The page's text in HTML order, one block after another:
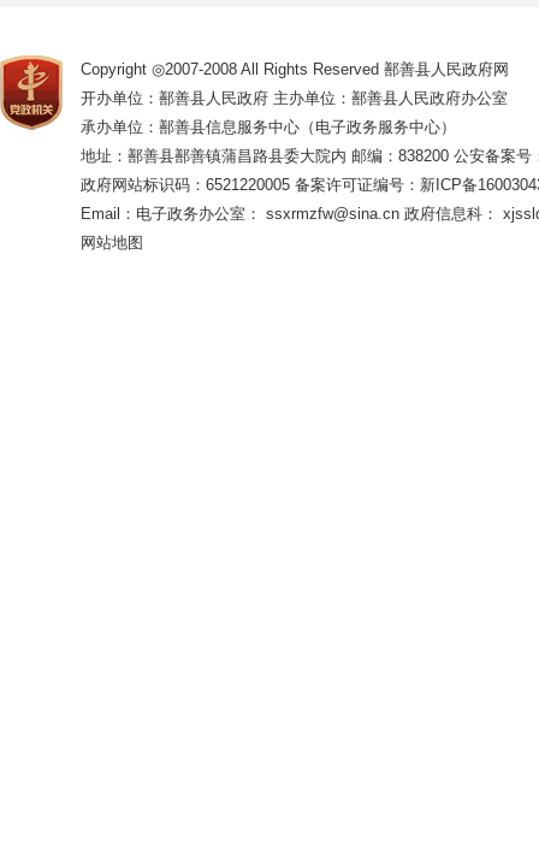
Copyright ◎2007-2008 All Rights Reserved 鄯善县人民政府网
开办单位：鄯善县人民政府 主办单位：鄯善县人民政府办公室
承办单位：鄯善县信息服务中心（电子政务服务中心）
地址：鄯善县鄯善镇蒲昌路县委大院内 邮编：838200 公安备案号
政府网站标识码：6521220005 备案许可证编号：新ICP备
Email：电子政务办公室： ssxrmzfw@sina.cn 政府信息科：
网站地图